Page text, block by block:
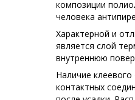
композиции
человека
Характерной и
является слой
внутреннюю
Наличие
контактных